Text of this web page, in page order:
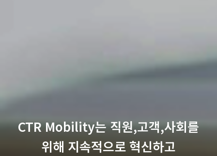
CTR Mobility는 직원,고객,사회를
위해 지속적으로 혁신하고